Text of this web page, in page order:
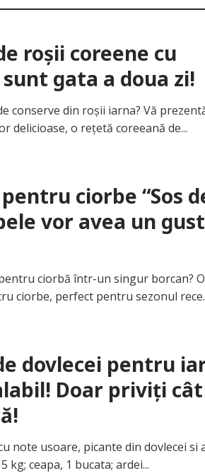
roșii coreene cu
gata a doua zi!
conserve din roșii iarna? Vă
delicioase, o rețetă coreeană de...
ciorbe “Sos
vor avea un gust
ciorbă într-un singur borcan? O
ciorbe, perfect pentru sezonul
dovlecei pentru
Doar priviți
note usoare, picante din dovlecei si
kg; ceapa, 1 bucata; ardei...